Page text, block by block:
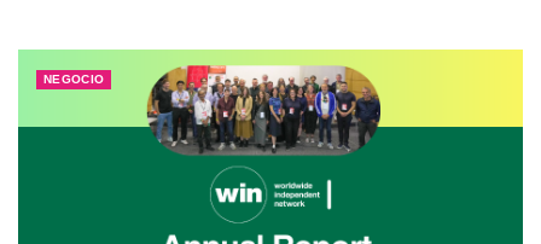
NEGOCIO